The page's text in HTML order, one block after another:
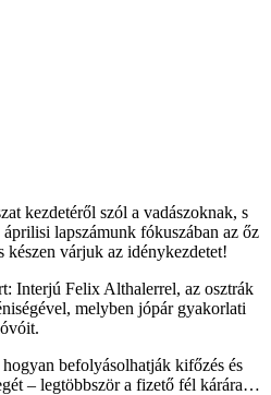
kezdetéről szól a vadászoknak, s
lapszámunk fókuszában az őz
készen várjuk az idénykezdetet!
Interjú Felix Althalerrel, az osztrák
melyben jópár gyakorlati
befolyásolhatják kifőzés és
– legtöbbször a fizető fél kárára…